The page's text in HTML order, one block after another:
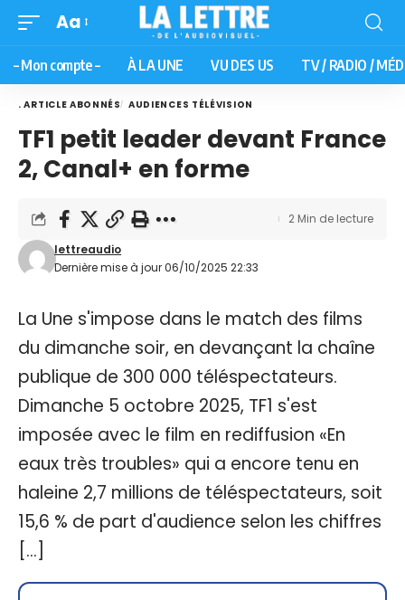
Aa
– Mon compte – À LA UNE VU DES US TV / RADIO /
. ARTICLE ABONNÉS AUDIENCES TÉLÉVISION
TF1 petit leader devant France
2, Canal+ en forme
Dernière mise à jour 06/10/2025 22:33
lettreaudio
2 Min de lecture
La Une s'impose dans le match des films
du dimanche soir, en devançant la chaîne
publique de 300 000 téléspectateurs.
Dimanche 5 octobre 2025, TF1 s'est
imposée avec le film en rediffusion «En
eaux très troubles» qui a encore tenu en
haleine 2,7 millions de téléspectateurs, soit
15,6 % de part d'audience selon les chiffres
[…]